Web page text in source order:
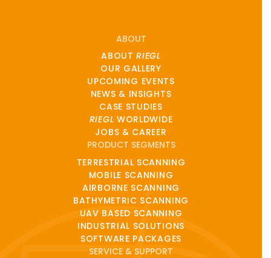
ABOUT
ABOUTRIEGL
OUR GALLERY
UPCOMING EVENTS
NEWS & INSIGHTS
CASE STUDIES
RIEGL WORLDWIDE
JOBS & CAREER
PRODUCT SEGMENTS
TERRESTRIAL SCANNING
MOBILE SCANNING
AIRBORNE SCANNING
BATHYMETRIC SCANNING
UAV BASED SCANNING
INDUSTRIAL SOLUTIONS
SOFTWARE PACKAGES
SERVICE & SUPPORT